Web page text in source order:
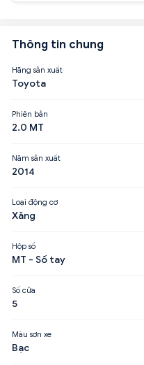
Thông tin chung
Hãng sản xuất
Toyota
Phiên bản
2.0 MT
Năm sản xuất
2014
Loại động cơ
Xăng
Hộp số
MT - Số tay
Số cửa
5
Màu sơn xe
Bạc